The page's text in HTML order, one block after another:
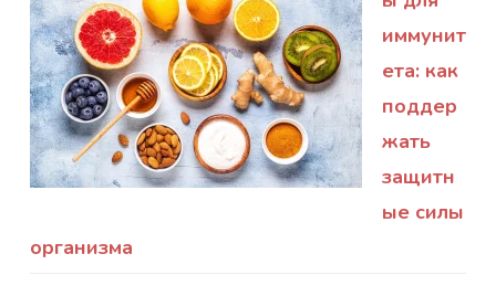
иммунит
ета: как
поддер
жать
защитн
ые силы
организма